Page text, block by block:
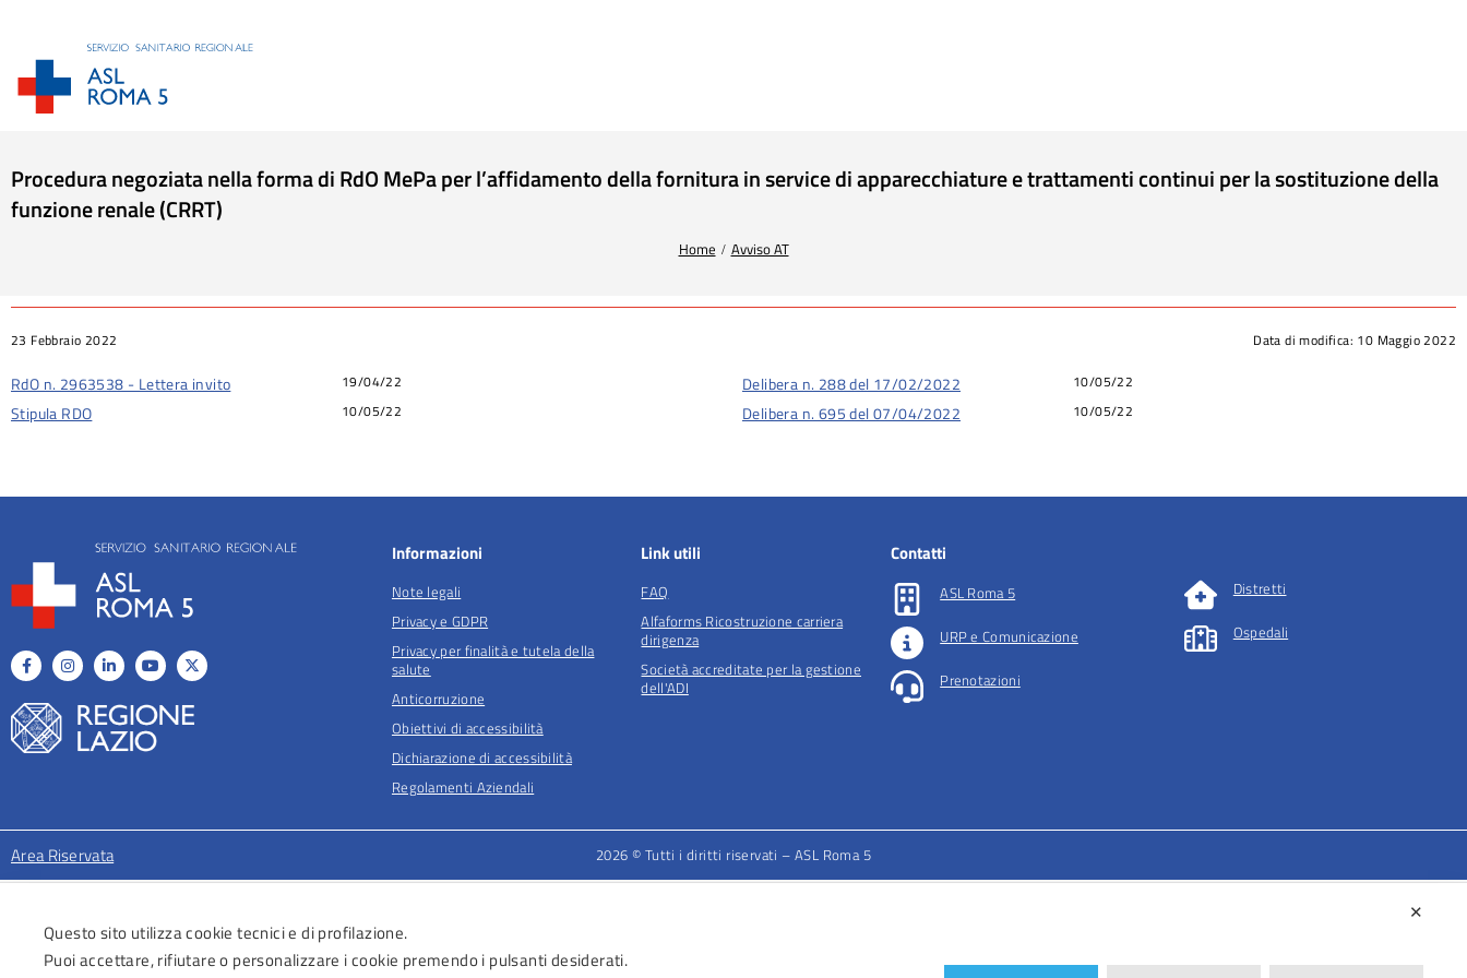
Procedura negoziata nella forma di RdO MePa per l’affidamento della fornitura in service di apparecchiature e trattamenti continui per la sostituzione della
funzione renale (CRRT)
Home Avviso AT
Data di modifica: 10 Maggio 2022
23 Febbraio 2022
RdO n. 2963538 - Lettera invito 19/04/22
Stipula RDO 10/05/22
Delibera n. 288 del 17/02/2022 10/05/22
Delibera n. 695 del 07/04/2022 10/05/22
Informazioni
Note legali
Privacy e GDPR
Privacy per finalità e tutela della
salute
Anticorruzione
Obiettivi di accessibilità
Dichiarazione di accessibilità
Regolamenti Aziendali
Link utili
FAQ
Alfaforms Ricostruzione carriera
dirigenza
Società accreditate per la gestione
dell'ADI
Contatti
ASL Roma 5
URP e Comunicazione
Prenotazioni
Distretti
Ospedali
Area Riservata 2026 © Tutti i diritti riservati – ASL Roma 5
✕
Questo sito utilizza cookie tecnici e di profilazione.
Puoi accettare, rifiutare o personalizzare i cookie premendo i pulsanti desiderati.